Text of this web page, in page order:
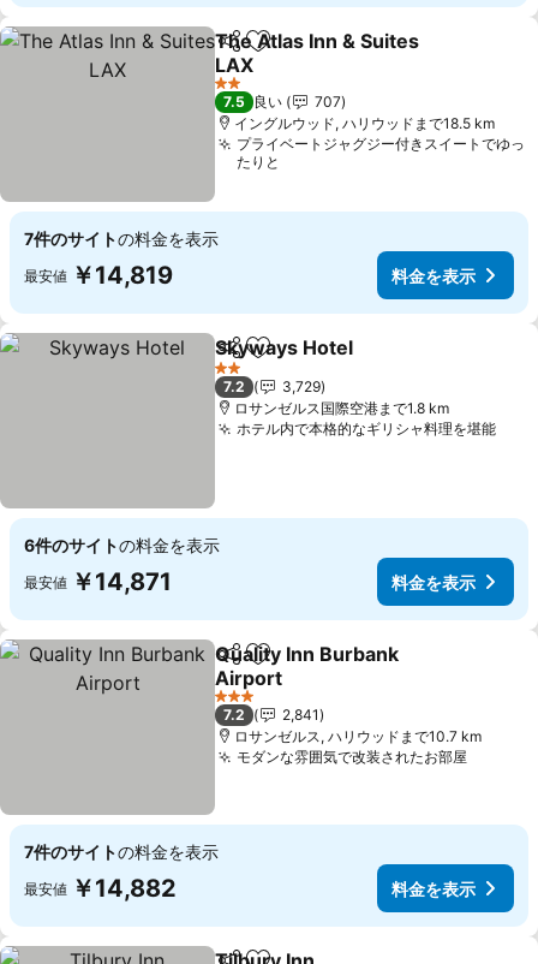
シェアお気に入りに追加
The Atlas Inn & Suites
LAX
料金を表示
2 ホテルのランク
7.5 良い
707
イングルウッド, ハリウッドまで18.5 km
プライベートジャグジー付きスイートでゆっ
たりと
7件のサイトの料金を表示
最安値 ￥14,819 料金を表示
シェアお気に入りに追加
Skyways Hotel
2 ホテルのランク
7.2
3,729
ロサンゼルス国際空港まで1.8 km
ホテル内で本格的なギリシャ料理を堪能料金
6件のサイトの料金を表示
最安値 ￥14,871 料金を表示
シェアお気に入りに追加
Quality Inn Burbank
Airport
料金を表示
3 ホテルのランク
7.2
2,841
ロサンゼルス, ハリウッドまで10.7 km
モダンな雰囲気で改装されたお部屋料金を
7件のサイトの料金を表示
最安値 ￥14,882 料金を表示